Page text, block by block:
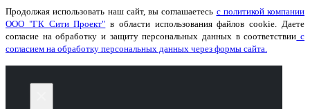
Продолжая использовать наш сайт, вы соглашаетесь с политикой компании
ООО "ГК Сити Проект" в области использования файлов cookie. Даете
согласие на обработку и защиту персональных данных в соответствии с
согласием на обработку персональных данных через формы сайта.